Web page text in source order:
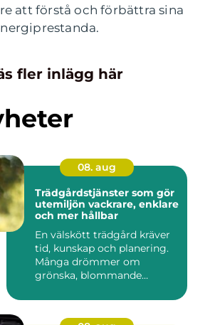
att förstå och förbättra sina
fler inlägg här
08. aug
Trädgårdstjänster som gör
utemiljön vackrare, enklare
och mer hållbar
En välskött trädgård kräver
tid, kunskap och planering.
Många drömmer om
grönska, blommande